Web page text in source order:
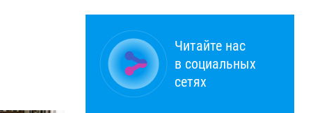
Читайте нас
в социальных
сетях